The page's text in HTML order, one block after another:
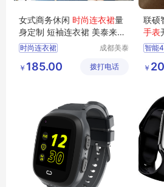
女式商务休闲 时尚连衣裙量
身定制 短袖连衣裙 美泰来服
饰.四川成都职业服装 定制生
产厂家 春夏时尚
时尚连衣裙
女式商务休闲
成都美泰
限公司
￥ 185.00 拨打电话
联硕
手表
智能
健康
￥